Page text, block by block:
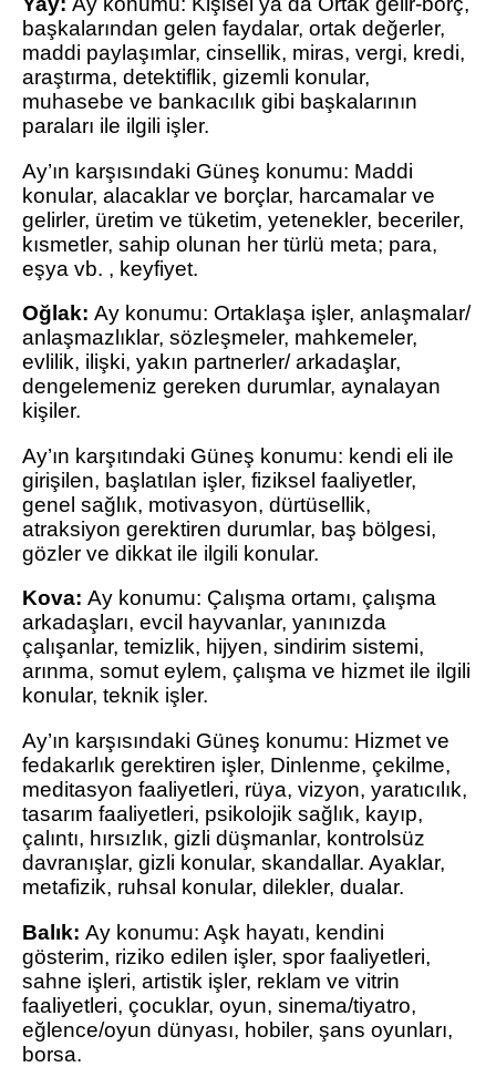
başkalarından gelen faydalar, ortak değerler,
maddi paylaşımlar, cinsellik, miras, vergi, kredi,
araştırma, detektiflik, gizemli konular,
muhasebe ve bankacılık gibi başkalarının
paraları ile ilgili işler.
Ay’ın karşısındaki Güneş konumu: Maddi
konular, alacaklar ve borçlar, harcamalar ve
gelirler, üretim ve tüketim, yetenekler, beceriler,
kısmetler, sahip olunan her türlü meta; para,
eşya vb. , keyfiyet.
Oğlak: Ay konumu: Ortaklaşa işler, anlaşmalar/
anlaşmazlıklar, sözleşmeler, mahkemeler,
evlilik, ilişki, yakın partnerler/ arkadaşlar,
dengelemeniz gereken durumlar, aynalayan
kişiler.
Ay’ın karşıtındaki Güneş konumu: kendi eli ile
girişilen, başlatılan işler, fiziksel faaliyetler,
genel sağlık, motivasyon, dürtüsellik,
atraksiyon gerektiren durumlar, baş bölgesi,
gözler ve dikkat ile ilgili konular.
Kova: Ay konumu: Çalışma ortamı, çalışma
arkadaşları, evcil hayvanlar, yanınızda
çalışanlar, temizlik, hijyen, sindirim sistemi,
arınma, somut eylem, çalışma ve hizmet ile ilgili
konular, teknik işler.
Ay’ın karşısındaki Güneş konumu: Hizmet ve
fedakarlık gerektiren işler, Dinlenme, çekilme,
meditasyon faaliyetleri, rüya, vizyon, yaratıcılık,
tasarım faaliyetleri, psikolojik sağlık, kayıp,
çalıntı, hırsızlık, gizli düşmanlar, kontrolsüz
davranışlar, gizli konular, skandallar. Ayaklar,
metafizik, ruhsal konular, dilekler, dualar.
Balık: Ay konumu: Aşk hayatı, kendini
gösterim, riziko edilen işler, spor faaliyetleri,
sahne işleri, artistik işler, reklam ve vitrin
faaliyetleri, çocuklar, oyun, sinema/tiyatro,
eğlence/oyun dünyası, hobiler, şans oyunları,
borsa.